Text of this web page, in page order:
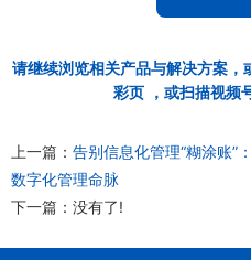
请继续浏览相关产品与解决方案，
彩页 ，或扫描视频
上一篇： 告别信息化管理“糊涂账”
数字化管理命脉
下一篇：没有了!